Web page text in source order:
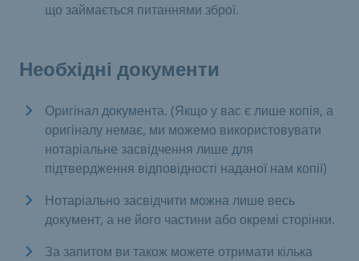
що займається питаннями зброї.
Необхідні документи
Оригінал документа. (Якщо у вас є лише копія, а
оригіналу немає, ми можемо використовувати
нотаріальне засвідчення лише для
підтвердження відповідності наданої нам копії)
Нотаріально засвідчити можна лише весь
документ, а не його частини або окремі сторінки.
За запитом ви також можете отримати кілька